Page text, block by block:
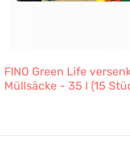
FINO Green Life
Müllsäcke - 35 l (15